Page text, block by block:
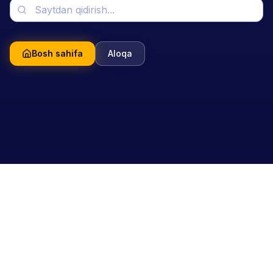
Bosh sahifa Aloqa